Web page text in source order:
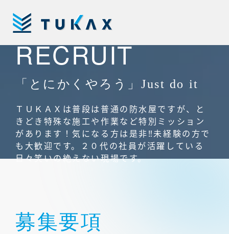
ン
式
会
社
TUKAX
ホーム
ホーム
HOME
業務内容
SERVICE
実績紹介
実績紹介
CASE
会社案内
会社案内
COMPANY
採用情報
RECRUIT
「とにかくやろう」Just do it
ＴＵＫＡＸは普段は普通の防水屋ですが、と
きどき特殊な施工や作業など特別ミッション
があります！気になる方は是非‼未経験の方で
も大歓迎です。２０代の社員が活躍している
日々笑いの絶えない現場です。
募集要項